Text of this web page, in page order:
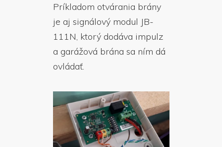
Príkladom otvárania brány
je aj signálový modul JB-
111N, ktorý dodáva impulz
a garážová brána sa ním dá
ovládať.